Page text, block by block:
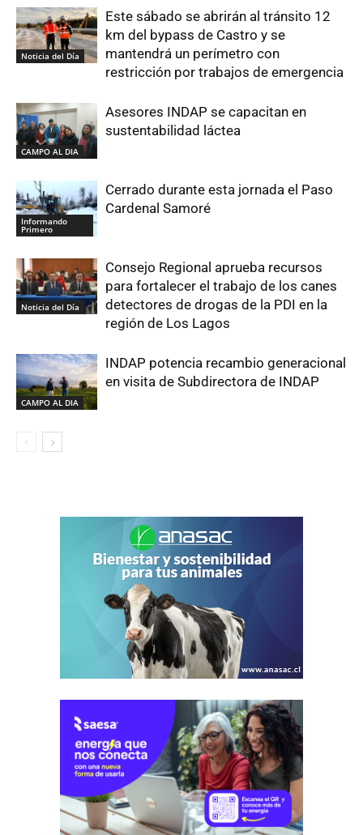
Noticia del Día
Este sábado se abrirán al tránsito 12
km del bypass de Castro y se
mantendrá un perímetro con
restricción por trabajos de emergencia
CAMPO AL DIA
Asesores INDAP se capacitan en
sustentabilidad láctea
Informando
Primero
Cerrado durante esta jornada el Paso
Cardenal Samoré
Noticia del Día
Consejo Regional aprueba recursos
para fortalecer el trabajo de los canes
detectores de drogas de la PDI en la
región de Los Lagos
CAMPO AL DIA
INDAP potencia recambio generacional
en visita de Subdirectora de INDAP